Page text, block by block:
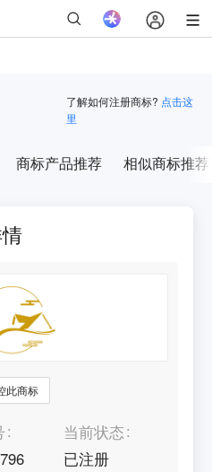
了解如何注册商标? 点击这
里
商标产品推荐 相似商标推荐
此商标
当前状态
已注册